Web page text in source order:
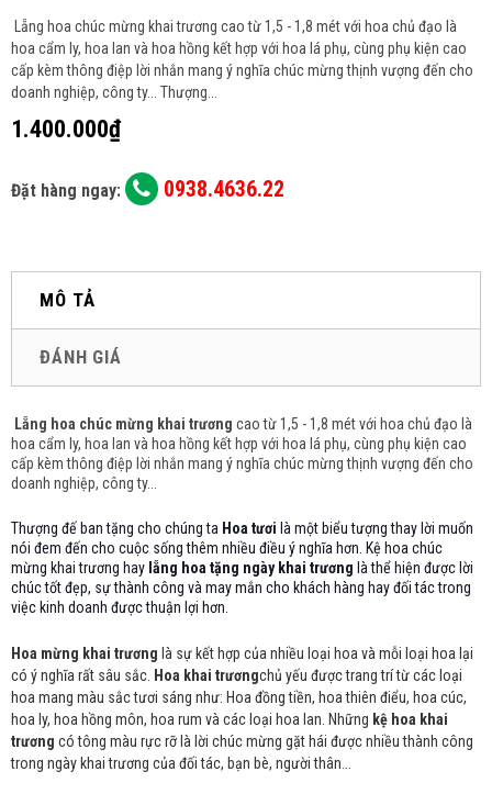
Lẵng hoa chúc mừng khai trương cao từ 1,5 - 1,8 mét với hoa chủ đạo là
hoa cẩm ly, hoa lan và hoa hồng kết hợp với hoa lá phụ, cùng phụ kiện cao
cấp kèm thông điệp lời nhắn mang ý nghĩa chúc mừng thịnh vượng đến cho
doanh nghiệp, công ty... Thượng...
1.400.000₫
Đặt hàng ngay: 0938.4636.22
MÔ TẢ
ĐÁNH GIÁ
Lẵng hoa chúc mừng khai trương cao từ 1,5 - 1,8 mét với hoa chủ đạo là
hoa cẩm ly, hoa lan và hoa hồng kết hợp với hoa lá phụ, cùng phụ kiện cao
cấp kèm thông điệp lời nhắn mang ý nghĩa chúc mừng thịnh vượng đến cho
doanh nghiệp, công ty...
Thượng đế ban tặng cho chúng ta Hoa tươi là một biểu tượng thay lời muốn
nói đem đến cho cuộc sống thêm nhiều điều ý nghĩa hơn. Kệ hoa chúc
mừng khai trương hay lẵng hoa tặng ngày khai trương là thể hiện được lời
chúc tốt đẹp, sự thành công và may mắn cho khách hàng hay đối tác trong
việc kinh doanh được thuận lợi hơn.
Hoa mừng khai trương là sự kết hợp của nhiều loại hoa và mỗi loại hoa lại
có ý nghĩa rất sâu sắc. Hoa khai trươngchủ yếu được trang trí từ các loại
hoa mang màu sắc tươi sáng như: Hoa đồng tiền, hoa thiên điểu, hoa cúc,
hoa ly, hoa hồng môn, hoa rum và các loại hoa lan. Những kệ hoa khai
trương có tông màu rực rỡ là lời chúc mừng gặt hái được nhiều thành công
trong ngày khai trương của đối tác, bạn bè, người thân...